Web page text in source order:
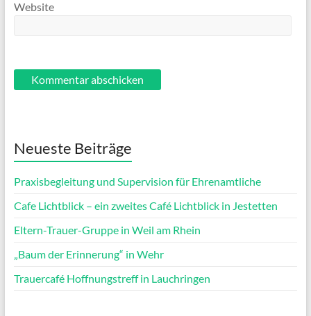
Website
Neueste Beiträge
Praxisbegleitung und Supervision für Ehrenamtliche
Cafe Lichtblick – ein zweites Café Lichtblick in Jestetten
Eltern-Trauer-Gruppe in Weil am Rhein
„Baum der Erinnerung“ in Wehr
Trauercafé Hoffnungstreff in Lauchringen